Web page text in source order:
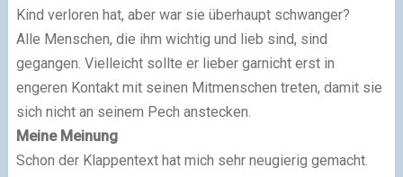
Kind verloren hat, aber war sie überhaupt schwanger?
Alle Menschen, die ihm wichtig und lieb sind, sind
gegangen. Vielleicht sollte er lieber garnicht erst in
engeren Kontakt mit seinen Mitmenschen treten, damit sie
sich nicht an seinem Pech anstecken.
Meine Meinung
Schon der Klappentext hat mich sehr neugierig gemacht.